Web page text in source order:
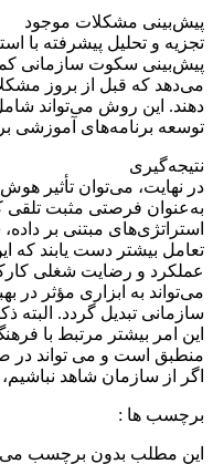
پیش‌بینی مشکلات موجود
تجزیه و تحلیل پیشرفته با
پیش‌بینی سکوت سازمانی
می‌دهد که قبل از بروز
دهند. این روش می‌تواند
توسعه برنامه‌های آموزشی
نتیجه‌گیری
در نهایت، می‌توان تأثیر
به‌عنوان فرصتی مثبت تلقی
استراتژی‌های مبتنی بر
تعامل بیشتر دست یابند که
عملکرد و رضایت شغلی
می‌تواند به ابزاری مؤثر
سازمانی تبدیل گردد. البته
این امر بیشتر مرتبط با
منطبق است و می تواند در
اگر از سازمان شاهد
برچسب ها :
این مطلب بدون برچسب می